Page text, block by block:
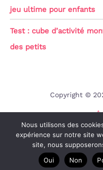
jeu ultime pour enfants
Test : cube d’activité
des petits
Copyright ©
A
Politique
Nous utilisons des
expérience sur notre site
site, nous
Oui
Non